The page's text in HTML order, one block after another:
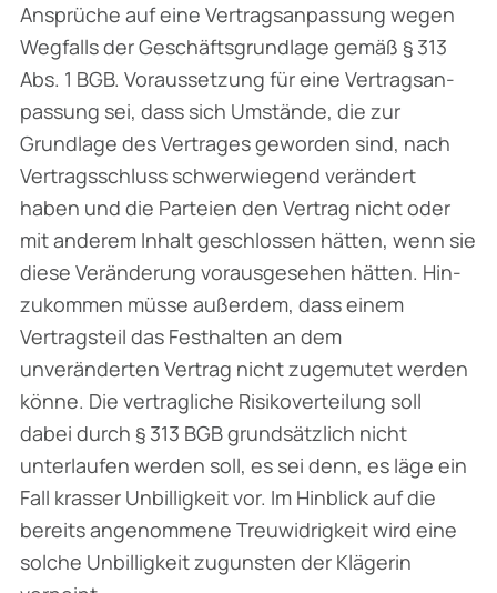
Ansprüche auf eine Vertragsanpassung wegen
Weg­falls der Geschäftsgrundlage gemäß § 313
Abs. 1 BGB. Voraussetzung für eine Vertragsan­
passung sei, dass sich Umstände, die zur
Grundlage des Vertrages geworden sind, nach
Vertragsschluss schwerwiegend verändert
haben und die Parteien den Vertrag nicht oder
mit anderem Inhalt geschlossen hätten, wenn sie
diese Veränderung vorausgesehen hätten. Hin­
zukommen müsse außerdem, dass einem
Vertragsteil das Festhalten an dem
unveränderten Vertrag nicht zugemutet werden
könne. Die vertragliche Risikoverteilung soll
dabei durch § 313 BGB grundsätzlich nicht
unterlaufen werden soll, es sei denn, es läge ein
Fall krasser Unbilligkeit vor. Im Hinblick auf die
bereits angenommene Treuwidrigkeit wird eine
solche Unbilligkeit zugunsten der Klägerin